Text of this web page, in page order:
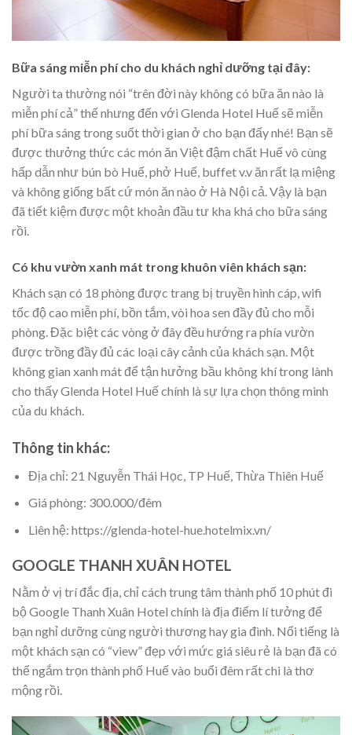
Bữa sáng miễn phí cho du khách nghỉ dưỡng tại đây:
Người ta thường nói “trên đời này không có bữa ăn nào là
miễn phí cả” thế nhưng đến với Glenda Hotel Huế sẽ miễn
phí bữa sáng trong suốt thời gian ở cho bạn đấy nhé! Bạn sẽ
được thưởng thức các món ăn Việt đậm chất Huế vô cùng
hấp dẫn như bún bò Huế, phở Huế, buffet v.v ăn rất lạ miệng
và không giống bất cứ món ăn nào ở Hà Nội cả. Vậy là bạn
đã tiết kiệm được một khoản đầu tư kha khá cho bữa sáng
rồi.
Có khu vườn xanh mát trong khuôn viên khách sạn:
Khách sạn có 18 phòng được trang bị truyền hình cáp, wifi
tốc độ cao miễn phí, bồn tắm, vòi hoa sen đầy đủ cho mỗi
phòng. Đặc biệt các vòng ở đây đều hướng ra phía vườn
được trồng đầy đủ các loại cây cảnh của khách sạn. Một
không gian xanh mát để tận hưởng bầu không khí trong lành
cho thấy Glenda Hotel Huế chính là sự lựa chọn thông minh
của du khách.
Thông tin khác:
Địa chỉ: 21 Nguyễn Thái Học, TP Huế, Thừa Thiên Huế
Giá phòng: 300.000/đêm
Liên hệ: https://glenda-hotel-hue.hotelmix.vn/
GOOGLE THANH XUÂN HOTEL
Nằm ở vị trí đắc địa, chỉ cách trung tâm thành phố 10 phút đi
bộ Google Thanh Xuân Hotel chính là địa điểm lí tưởng để
bạn nghỉ dưỡng cùng người thương hay gia đình. Nổi tiếng là
một khách sạn có “view” đẹp với mức giá siêu rẻ là bạn đã có
thể ngắm trọn thành phố Huế vào buổi đêm rất chi là thơ
mộng rồi.